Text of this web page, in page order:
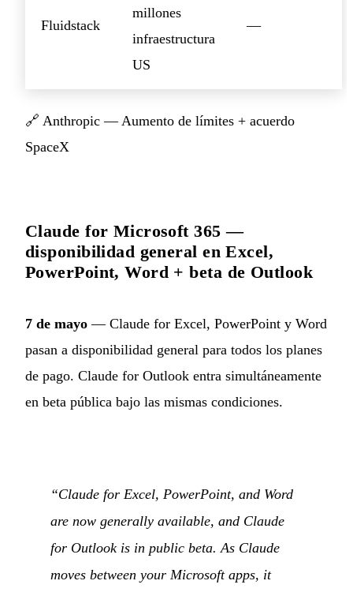
Fluidstack
millones
infraestructura
US
—
🔗 Anthropic — Aumento de límites + acuerdo
SpaceX
Claude for Microsoft 365 —
disponibilidad general en Excel,
PowerPoint, Word + beta de Outlook
7 de mayo — Claude for Excel, PowerPoint y Word
pasan a disponibilidad general para todos los planes
de pago. Claude for Outlook entra simultáneamente
en beta pública bajo las mismas condiciones.
“Claude for Excel, PowerPoint, and Word
are now generally available, and Claude
for Outlook is in public beta. As Claude
moves between your Microsoft apps, it